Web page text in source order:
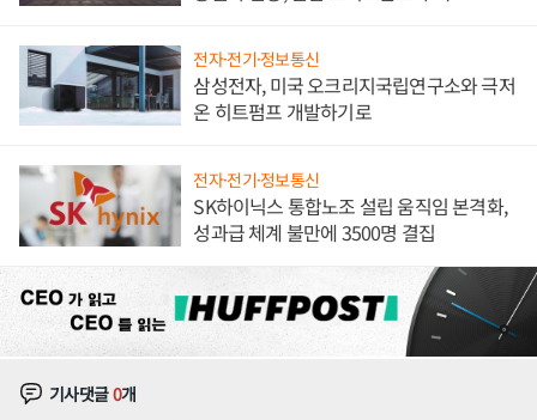
전자·전기·정보통신
삼성전자, 미국 오크리지국립연구소와 극저
온 히트펌프 개발하기로
전자·전기·정보통신
SK하이닉스 통합노조 설립 움직임 본격화,
성과급 체계 불만에 3500명 결집
기사댓글0개